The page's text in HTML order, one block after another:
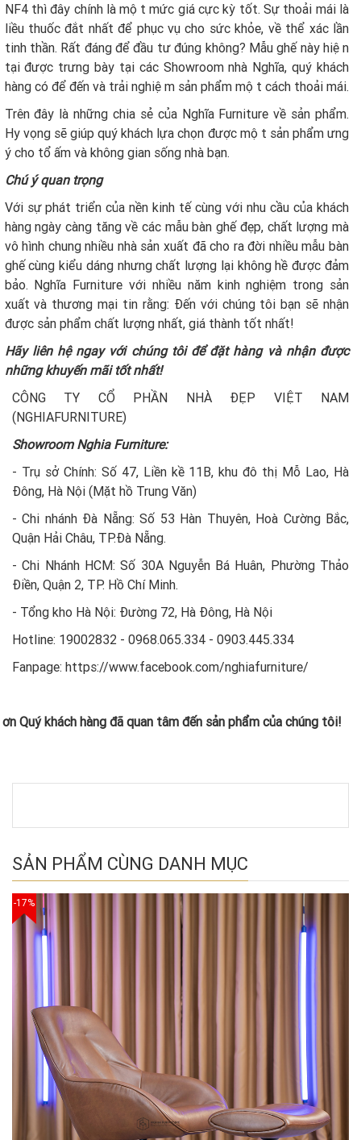
NF4 thì đây chính là một mức giá cực kỳ tốt. Sự thoải mái là
liều thuốc đắt nhất để phục vụ cho sức khỏe, về thể xác lần
tinh thần. Rất đáng để đầu tư đúng không? Mẫu ghế này hiện
tại được trưng bày tại các Showroom nhà Nghĩa, quý khách
hàng có để đến và trải nghiệm sản phẩm một cách thoải mái.
Trên đây là những chia sẻ của Nghĩa Furniture về sản phẩm.
Hy vọng sẽ giúp quý khách lựa chọn được một sản phẩm ưng
ý cho tổ ấm và không gian sống nhà bạn.
Chú ý quan trọng
Với sự phát triển của nền kinh tế cùng với nhu cầu của khách
hàng ngày càng tăng về các mẫu bàn ghế đẹp, chất lượng mà
vô hình chung nhiều nhà sản xuất đã cho ra đời nhiều mẫu bàn
ghế cùng kiểu dáng nhưng chất lượng lại không hề được đảm
bảo. Nghĩa Furniture với nhiều năm kinh nghiệm trong sản
xuất và thương mại tin rằng: Đến với chúng tôi bạn sẽ nhận
được sản phẩm chất lượng nhất, giá thành tốt nhất!
Hãy liên hệ ngay với chúng tôi để đặt hàng và nhận được
những khuyến mãi tốt nhất!
CÔNG TY CỔ PHẦN NHÀ ĐẸP VIỆT NAM
(NGHIAFURNITURE)
Showroom Nghia Furniture:
- Trụ sở Chính: Số 47, Liền kề 11B, khu đô thị Mỗ Lao, Hà
Đông, Hà Nội (Mặt hồ Trung Văn)
- Chi nhánh Đà Nẵng: Số 53 Hàn Thuyên, Hoà Cường Bắc,
Quận Hải Châu, TP.Đà Nẵng.
- Chi Nhánh HCM: Số 30A Nguyễn Bá Huân, Phường Thảo
Điền, Quận 2, TP. Hồ Chí Minh.
- Tổng kho Hà Nội: Đường 72, Hà Đông, Hà Nội
Hotline: 19002832 - 0968.065.334 - 0903.445.334
Fanpage: https://www.facebook.com/nghiafurniture/
ơn Quý khách hàng đã quan tâm đến sản phẩm của chúng tôi!
SẢN PHẨM CÙNG DANH MỤC
-17%